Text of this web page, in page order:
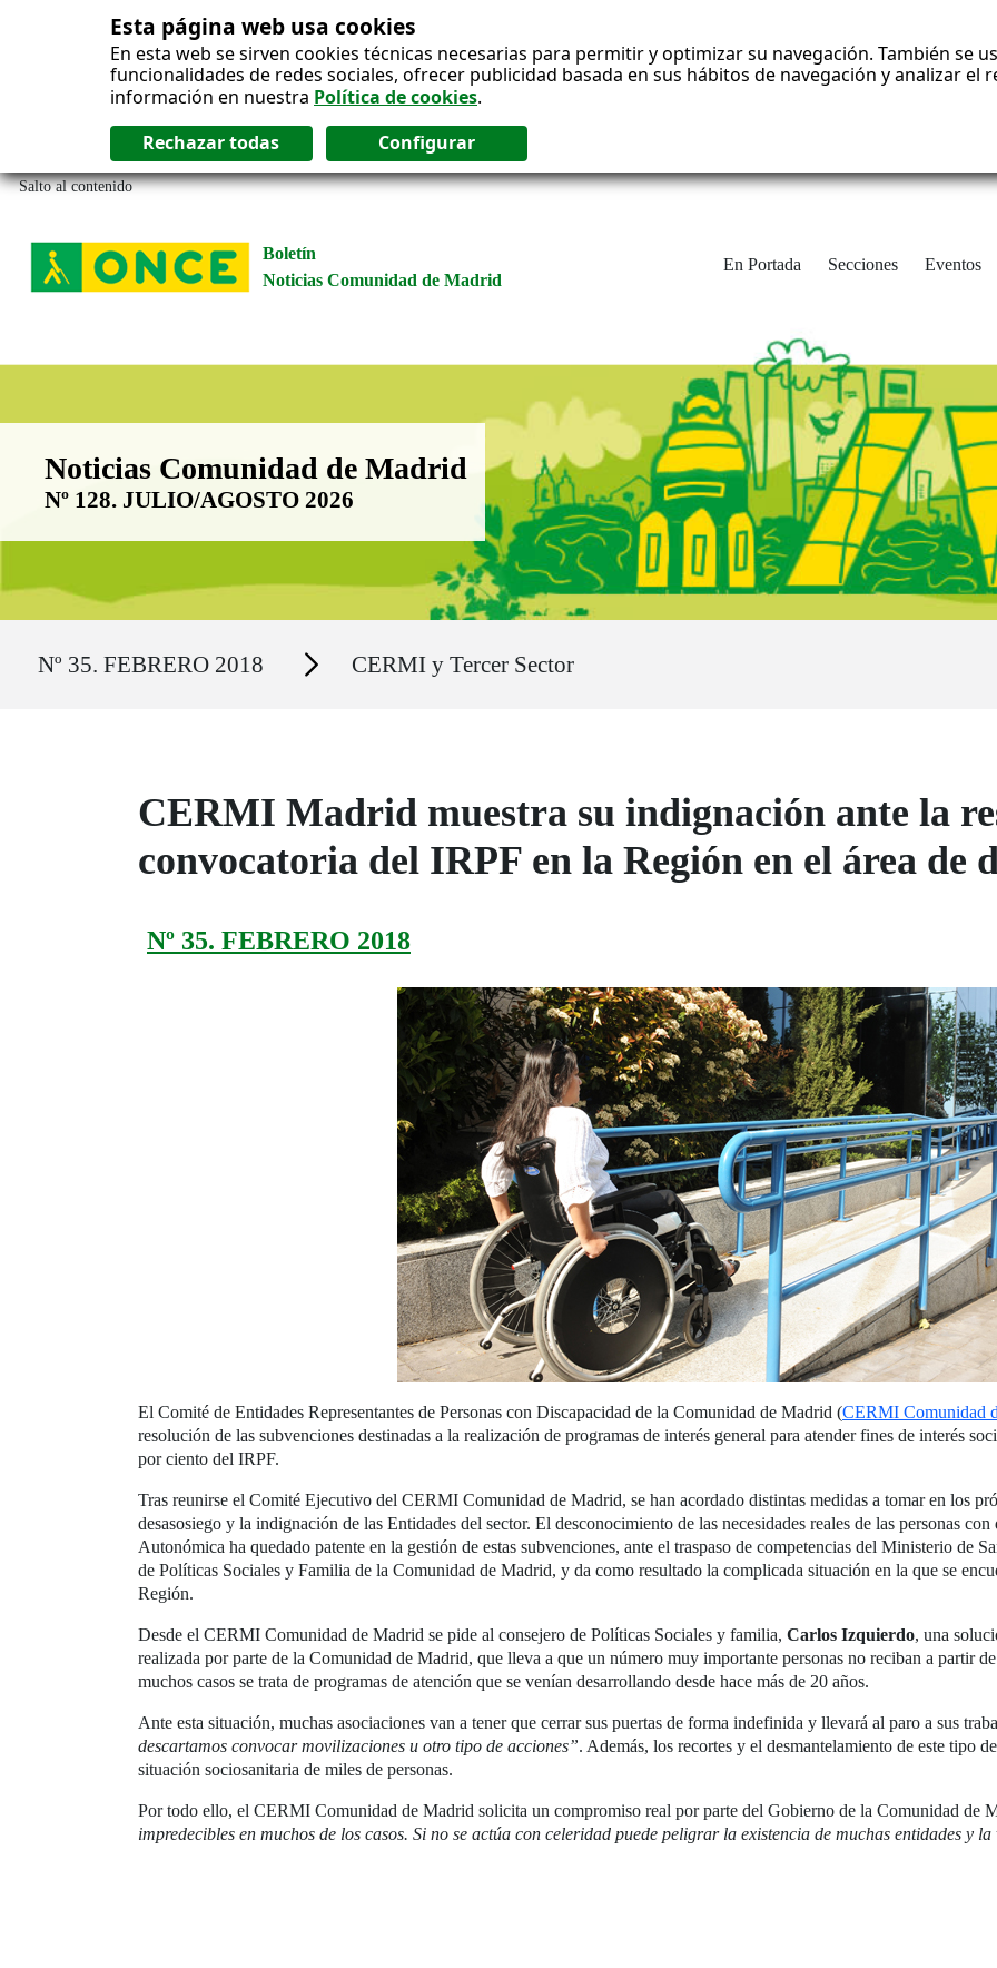
Esta página web usa cookies
En esta web se sirven cookies técnicas necesarias para permitir y optimizar su navegación. También se
funcionalidades de redes sociales, ofrecer publicidad basada en sus hábitos de navegación y analizar
información en nuestra Política de cookies.
Salto al contenido
Boletín
Noticias Comunidad de Madrid
En Portada Secciones Eventos
Boletín Noticias Comunidad de Madrid
Noticias Comunidad de Madrid
Nº 128. JULIO/AGOSTO 2026
Nº 35. FEBRERO 2018 Secciones CERMI y Tercer Sector
CERMI Madrid muestra su indignación ante la
convocatoria del IRPF en la Región en el área de
Nº 35. FEBRERO 2018
El Comité de Entidades Representantes de Personas con Discapacidad de la Comunidad de Madrid (CERMI Comunidad
resolución de las subvenciones destinadas a la realización de programas de interés general para atender fines de interés
por ciento del IRPF.
Tras reunirse el Comité Ejecutivo del CERMI Comunidad de Madrid, se han acordado distintas medidas a tomar en los
desasosiego y la indignación de las Entidades del sector. El desconocimiento de las necesidades reales de las personas
Autonómica ha quedado patente en la gestión de estas subvenciones, ante el traspaso de competencias del Ministerio de
de Políticas Sociales y Familia de la Comunidad de Madrid, y da como resultado la complicada situación en la que se
Región.
Desde el CERMI Comunidad de Madrid se pide al consejero de Políticas Sociales y familia, Carlos Izquierdo, una
realizada por parte de la Comunidad de Madrid, que lleva a que un número muy importante personas no reciban a partir
muchos casos se trata de programas de atención que se venían desarrollando desde hace más de 20 años.
Ante esta situación, muchas asociaciones van a tener que cerrar sus puertas de forma indefinida y llevará al paro a sus
descartamos convocar movilizaciones u otro tipo de acciones”. Además, los recortes y el desmantelamiento de este tipo
situación sociosanitaria de miles de personas.
Por todo ello, el CERMI Comunidad de Madrid solicita un compromiso real por parte del Gobierno de la Comunidad de
impredecibles en muchos de los casos. Si no se actúa con celeridad puede peligrar la existencia de muchas entidades y